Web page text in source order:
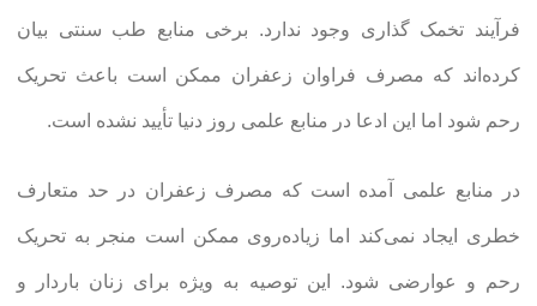
فرآیند تخمک گذاری وجود ندارد. برخی منابع طب سنتی بیان
کرده‌اند که مصرف فراوان زعفران ممکن است باعث تحریک
رحم شود اما این ادعا در منابع علمی روز دنیا تأیید نشده است.
در منابع علمی آمده است که مصرف زعفران در حد متعارف
خطری ایجاد نمی‌کند اما زیاده‌روی ممکن است منجر به تحریک
رحم و عوارضی شود. این توصیه به ویژه برای زنان باردار و